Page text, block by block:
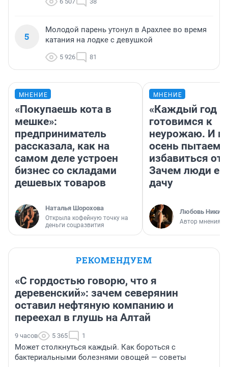
5
Молодой парень утонул в Арахлее во время
катания на лодке с девушкой
5 926 81
МНЕНИЕ
«Покупаешь кота в
мешке»:
предприниматель
рассказала, как на
самом деле устроен
бизнес со складами
дешевых товаров
Наталья Шорохова
Открыла кофейную точку на
деньги соцразвития
МНЕНИЕ
«Каждый год
готовимся к
неурожаю. И
осень
избавиться от
Зачем люди
дачу
Любовь
Автор мнения
РЕКОМЕНДУЕМ
«С гордостью говорю, что я
деревенский»: зачем северянин
оставил нефтяную компанию и
переехал в глушь на Алтай
9 часов 5 365 1
Может столкнуться каждый. Как бороться с
бактериальными болезнями овощей — советы